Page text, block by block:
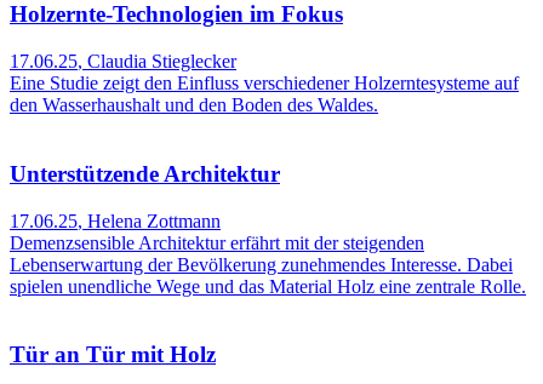
Holzernte-Technologien im Fokus
17.06.25, Claudia Stieglecker
Eine Studie zeigt den Einfluss verschiedener Holzerntesysteme auf
den Wasserhaushalt und den Boden des Waldes.
Unterstützende Architektur
17.06.25, Helena Zottmann
Demenzsensible Architektur erfährt mit der steigenden
Lebenserwartung der Bevölkerung zunehmendes Interesse. Dabei
spielen unendliche Wege und das Material Holz eine zentrale Rolle.
Tür an Tür mit Holz